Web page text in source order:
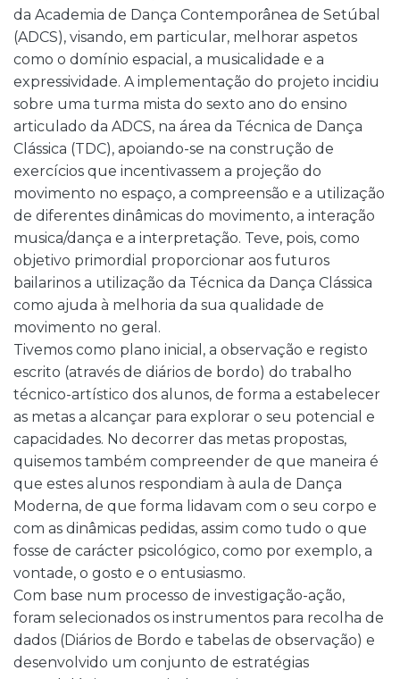
da Academia de Dança Contemporânea de Setúbal
(ADCS), visando, em particular, melhorar aspetos
como o domínio espacial, a musicalidade e a
expressividade. A implementação do projeto incidiu
sobre uma turma mista do sexto ano do ensino
articulado da ADCS, na área da Técnica de Dança
Clássica (TDC), apoiando-se na construção de
exercícios que incentivassem a projeção do
movimento no espaço, a compreensão e a utilização
de diferentes dinâmicas do movimento, a interação
musica/dança e a interpretação. Teve, pois, como
objetivo primordial proporcionar aos futuros
bailarinos a utilização da Técnica da Dança Clássica
como ajuda à melhoria da sua qualidade de
movimento no geral.
Tivemos como plano inicial, a observação e registo
escrito (através de diários de bordo) do trabalho
técnico-artístico dos alunos, de forma a estabelecer
as metas a alcançar para explorar o seu potencial e
capacidades. No decorrer das metas propostas,
quisemos também compreender de que maneira é
que estes alunos respondiam à aula de Dança
Moderna, de que forma lidavam com o seu corpo e
com as dinâmicas pedidas, assim como tudo o que
fosse de carácter psicológico, como por exemplo, a
vontade, o gosto e o entusiasmo.
Com base num processo de investigação-ação,
foram selecionados os instrumentos para recolha de
dados (Diários de Bordo e tabelas de observação) e
desenvolvido um conjunto de estratégias